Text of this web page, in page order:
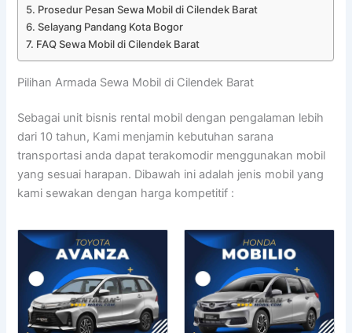
Prosedur Pesan Sewa Mobil di Cilendek Barat
Selayang Pandang Kota Bogor
FAQ Sewa Mobil di Cilendek Barat
Pilihan Armada Sewa Mobil di Cilendek Barat
Sebagai unit bisnis rental mobil dengan pengalaman lebih
dari 10 tahun, Kami menjamin kebutuhan sarana
transportasi anda dapat terakomodir menggunakan mobil
yang sesuai harapan. Dibawah ini adalah jenis mobil yang
kami sewakan dengan harga kompetitif :